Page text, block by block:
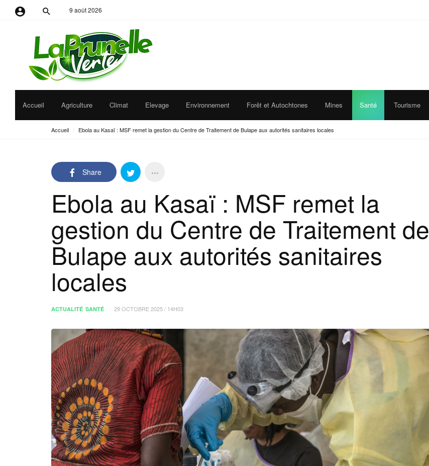
Identifiant ou adresse e-mail
Mot de passe
Se souvenir de moi
9 août 2026
Accueil Agriculture Climat Elevage Environnement Forêt et Autochtones Mines Santé Tourisme
Accueil Ebola au Kasaï : MSF remet la gestion du Centre de Traitement de Bulape aux autorités sanitaires locales
Share
Ebola au Kasaï : MSF remet la
gestion du Centre de Traitement de
Bulape aux autorités sanitaires
locales
ACTUALITÉ SANTÉ 29 OCTOBRE 2025 / 14H03